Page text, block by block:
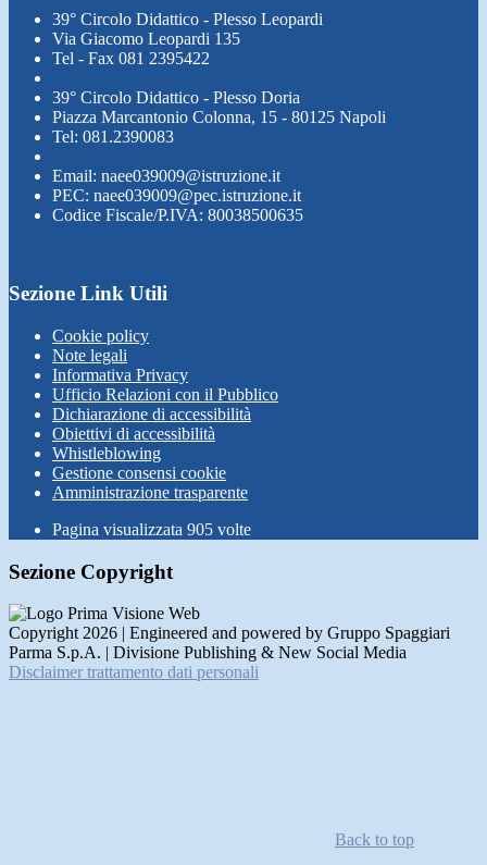
39° Circolo Didattico - Plesso Leopardi
Via Giacomo Leopardi 135
Tel - Fax 081 2395422
39° Circolo Didattico - Plesso Doria
Piazza Marcantonio Colonna, 15 - 80125 Napoli
Tel: 081.2390083
Email: naee039009@istruzione.it
PEC: naee039009@pec.istruzione.it
Codice Fiscale/P.IVA: 80038500635
Sezione Link Utili
Cookie policy
Note legali
Informativa Privacy
Ufficio Relazioni con il Pubblico
Dichiarazione di accessibilità
Obiettivi di accessibilità
Whistleblowing
Gestione consensi cookie
Amministrazione trasparente
Pagina visualizzata 905 volte
Sezione Copyright
Copyright 2026 | Engineered and powered by Gruppo Spaggiari
Parma S.p.A. | Divisione Publishing & New Social Media
Disclaimer trattamento dati personali
Back to top